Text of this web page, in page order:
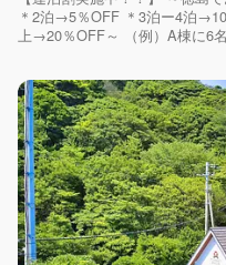
＊2泊→5％OFF ＊3泊ー4泊
上→20％OFF～ （例）A棟に6